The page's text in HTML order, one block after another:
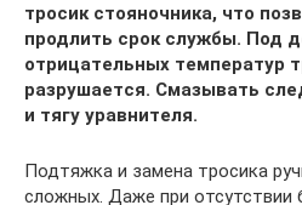
тросик стояночника, что
продлить срок службы. Под
отрицательных температур
разрушается. Смазывать
и тягу уравнителя.
Подтяжка и замена тросика
сложных. Даже при отсутствии